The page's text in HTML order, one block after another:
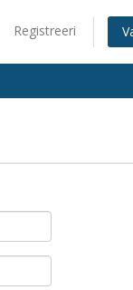
Registreeri